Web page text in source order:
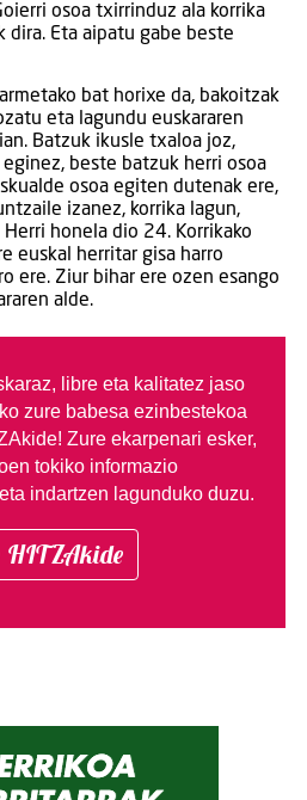
osoa txirrinduz ala korrika
Eta aipatu gabe beste
bat horixe da, bakoitzak
eta lagundu euskararen
Batzuk ikusle txaloa joz,
beste batzuk herri osoa
osoa egiten dutenak ere,
izanez, korrika lagun,
honela dio 24. Korrikako
euskal herritar gisa harro
ere. Ziur bihar ere ozen esango
alde.
libre eta kalitatez jaso
zure babesa ezinbestekoa
Zure ekarpenari esker,
tokiko informazio
indartzen lagunduko duzu.
HITZAkide